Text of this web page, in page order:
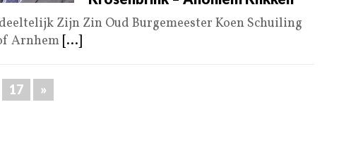
Zijn Zin Oud Burgemeester Koen Schuiling
Arnhem [...]
17 »